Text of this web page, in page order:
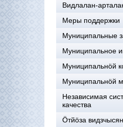
Видлалан-
Меры поддержки
Муниципальные
Муниципальное
Муниципальнӧй
Муниципальнöй
Независимая
качества
Öтйöза